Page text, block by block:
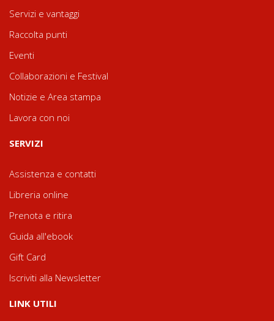
Servizi e vantaggi
Raccolta punti
Eventi
Collaborazioni e Festival
Notizie e Area stampa
Lavora con noi
SERVIZI
Assistenza e contatti
Libreria online
Prenota e ritira
Guida all'ebook
Gift Card
Iscriviti alla Newsletter
LINK UTILI